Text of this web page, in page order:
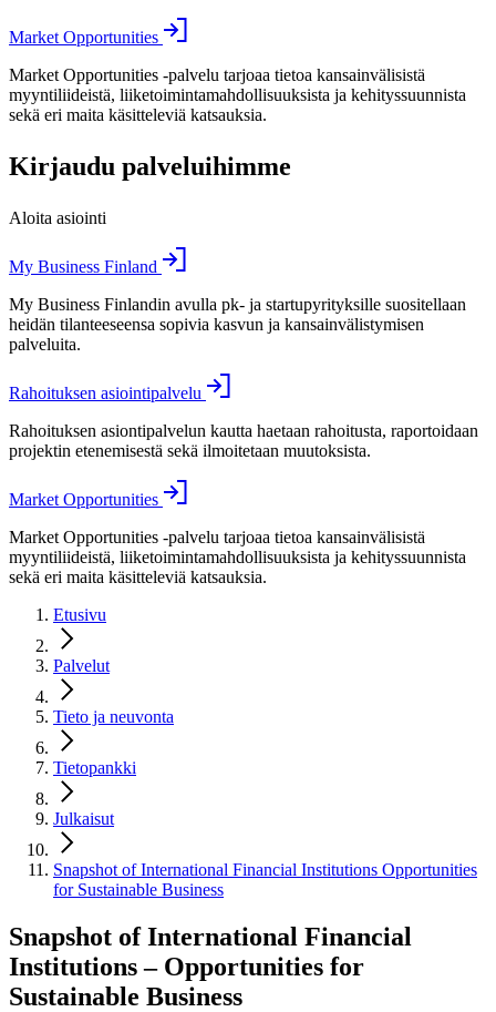
Market Opportunities
Market Opportunities -palvelu tarjoaa tietoa kansainvälisistä
myyntiliideistä, liiketoimintamahdollisuuksista ja kehityssuunnista
sekä eri maita käsitteleviä katsauksia.
Kirjaudu palveluihimme
Aloita asiointi
My Business Finland
My Business Finlandin avulla pk- ja startupyrityksille suositellaan
heidän tilanteeseensa sopivia kasvun ja kansainvälistymisen
palveluita.
Rahoituksen asiointipalvelu
Rahoituksen asiontipalvelun kautta haetaan rahoitusta, raportoidaan
projektin etenemisestä sekä ilmoitetaan muutoksista.
Market Opportunities
Market Opportunities -palvelu tarjoaa tietoa kansainvälisistä
myyntiliideistä, liiketoimintamahdollisuuksista ja kehityssuunnista
sekä eri maita käsitteleviä katsauksia.
Etusivu
Palvelut
Tieto ja neuvonta
Tietopankki
Julkaisut
Snapshot of International Financial Institutions Opportunities
for Sustainable Business
Snapshot of International Financial
Institutions – Opportunities for
Sustainable Business